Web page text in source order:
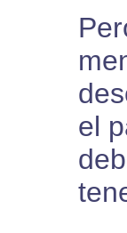
el